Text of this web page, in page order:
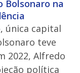
Bolsonaro na
única capital
teve
2022, Alfredo
política